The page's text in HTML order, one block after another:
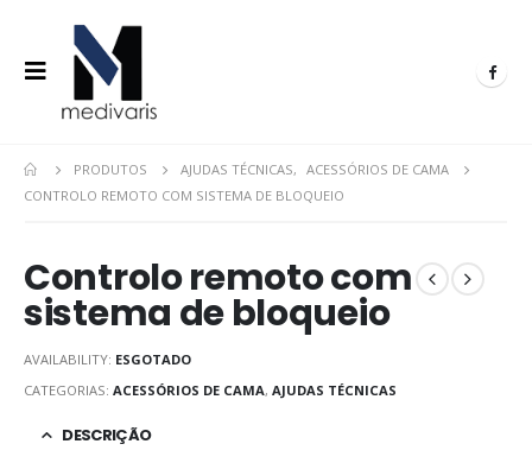
PRODUTOS AJUDAS TÉCNICAS, ACESSÓRIOS DE CAMA
CONTROLO REMOTO COM SISTEMA DE BLOQUEIO
Controlo remoto com
sistema de bloqueio
AVAILABILITY: ESGOTADO
CATEGORIAS: ACESSÓRIOS DE CAMA, AJUDAS TÉCNICAS
DESCRIÇÃO